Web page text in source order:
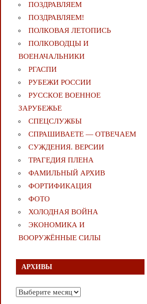
ПОЗДРАВЛЯЕМ
ПОЗДРАВЛЯЕМ!
ПОЛКОВАЯ ЛЕТОПИСЬ
ПОЛКОВОДЦЫ И
ВОЕНАЧАЛЬНИКИ
РГАСПИ
РУБЕЖИ РОССИИ
РУССКОЕ ВОЕННОЕ
ЗАРУБЕЖЬЕ
СПЕЦСЛУЖБЫ
СПРАШИВАЕТЕ — ОТВЕЧАЕМ
СУЖДЕНИЯ. ВЕРСИИ
ТРАГЕДИЯ ПЛЕНА
ФАМИЛЬНЫЙ АРХИВ
ФОРТИФИКАЦИЯ
ФОТО
ХОЛОДНАЯ ВОЙНА
ЭКОНОМИКА И
ВООРУЖЁННЫЕ СИЛЫ
АРХИВЫ
Архивы